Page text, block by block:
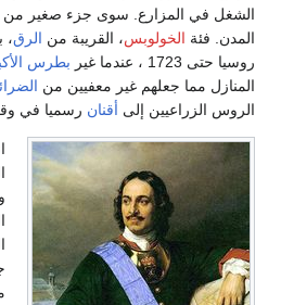
الشغل في المزارع. سوى جزء صغير من
المدن. فئة الخولوبس، القريبة من الرق،
روسيا حتى 1723 ، عندما غير
بطرس
المنازل مما جعلهم غير معفيين من
الروس الزراعيين إلى أقنان رسميا في وقت